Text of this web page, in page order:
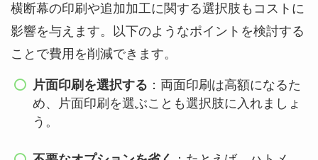
横断幕の印刷や追加加工に関する選択肢もコストに
影響を与えます。以下のようなポイントを検討する
ことで費用を削減できます。
片面印刷を選択する ：両面印刷は高額になるた
め、片面印刷を選ぶことも選択肢に入れましょ
う。